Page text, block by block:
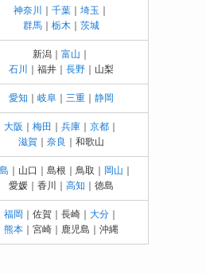
神奈川 ｜ 千葉｜ 埼玉 ｜
群馬｜ 栃木 ｜ 茨城
新潟｜ 富山 ｜
石川
｜福井｜ 長野｜山梨
愛知 ｜ 岐阜｜ 三重｜ 静岡
大阪 ｜ 梅田 ｜ 兵庫｜ 京都｜
滋賀｜ 奈良 ｜和歌山
｜山口｜島根｜鳥取｜ 岡山 ｜
愛媛｜香川｜ 高知 ｜徳島
福岡 ｜佐賀｜長崎｜ 大分｜
熊本｜宮崎｜鹿児島｜沖縄